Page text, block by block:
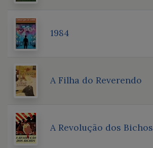
1984
A Filha do Reverendo
A Revolução dos Bichos